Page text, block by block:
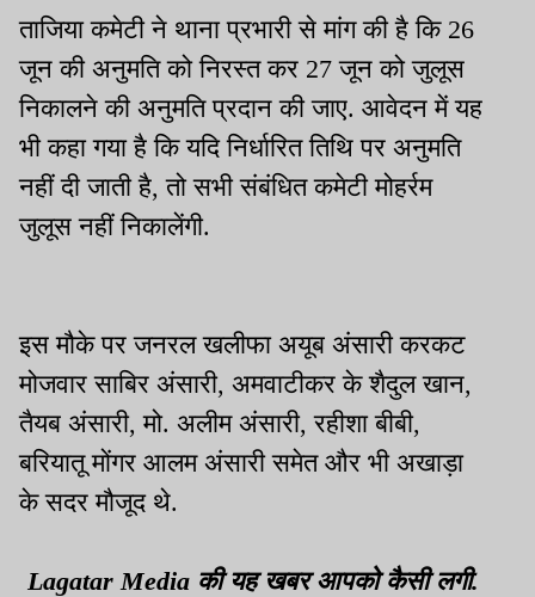
ताजिया कमेटी ने थाना प्रभारी से मांग की है कि 26
जून की अनुमति को निरस्त कर 27 जून को जुलूस
निकालने की अनुमति प्रदान की जाए. आवेदन में यह
भी कहा गया है कि यदि निर्धारित तिथि पर अनुमति
नहीं दी जाती है, तो सभी संबंधित कमेटी मोहर्रम
जुलूस नहीं निकालेंगी.
इस मौके पर जनरल खलीफा अयूब अंसारी करकट
मोजवार साबिर अंसारी, अमवाटीकर के शैदुल खान,
तैयब अंसारी, मो. अलीम अंसारी, रहीशा बीबी,
बरियातू मोंगर आलम अंसारी समेत और भी अखाड़ा
के सदर मौजूद थे.
Lagatar Media की यह खबर आपको कैसी लगी.